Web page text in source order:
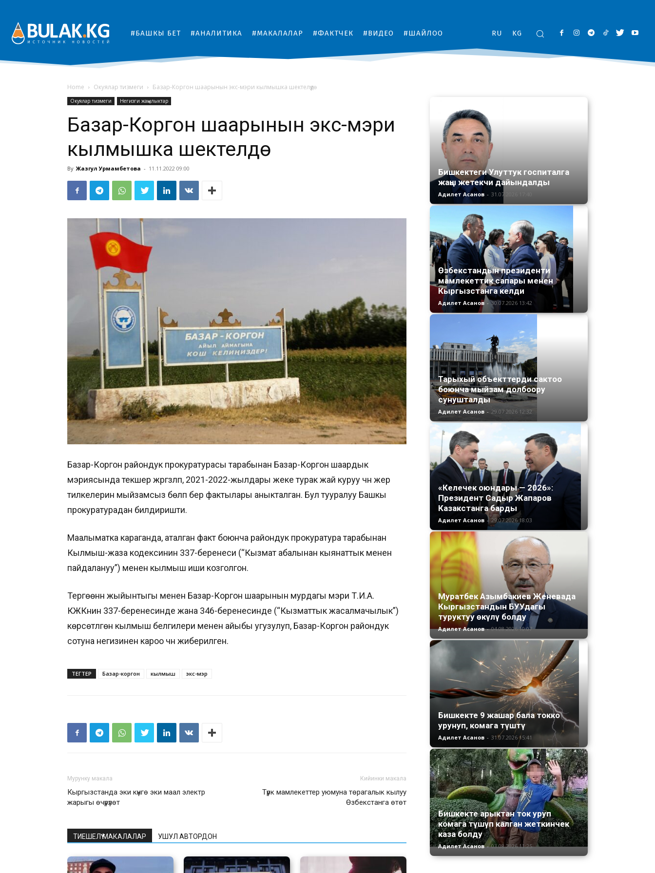
#БАШКЫ БЕТ #АНАЛИТИКА #МАКАЛАЛАР #ФАКТЧЕК #ВИДЕО #ШАЙЛОО RU KG
Home Окуялар тизмеги Базар-Коргон шаарынын экс-мэри кылмышка шектелүүдө
Окуялар тизмеги Негизги жаңылыктар
Базар-Коргон шаарынын экс-мэри
кылмышка шектелүүдө
By Жазгул Урмамбетова - 11.11.2022 09:00
Базар-Коргон райондук прокуратурасы тарабынан Базар-Коргон шаардык
мэриясында текшерүү жүргүзүлүп, 2021-2022-жылдары жеке турак жай куруу үчүн жер
тилкелерин мыйзамсыз бөлүп берүү фактылары аныкталган. Бул тууралуу Башкы
прокуратурадан билдиришти.
Маалыматка караганда, аталган факт боюнча райондук прокуратура тарабынан
Кылмыш-жаза кодексинин 337-беренеси (“Кызмат абалынан кыянаттык менен
пайдалануу”) менен кылмыш иши козголгон.
Тергөөнүн жыйынтыгы менен Базар-Коргон шаарынын мурдагы мэри Т.И.А.
КЖКнин 337-беренесинде жана 346-беренесинде (“Кызматтык жасалмачылык”)
көрсөтүлгөн кылмыш белгилери менен айыбы угузулуп, Базар-Коргон райондук
сотуна негизинен кароо үчүн жиберилген.
ТЕГТЕР Базар-коргон кылмыш экс-мэр
Мурунку макала
Кыргызстанда эки күнгө эки маал электр
жарыгы өчүрүлөт
Кийинки макала
Түрк мамлекеттер уюмуна төрагалык кылуу
Өзбекстанга өтөт
ТИЕШЕЛҮҮ МАКАЛАЛАР УШУЛ АВТОРДОН
Бишкектеги Улуттук госпиталга
жаңы жетекчи дайындалды
Адилет Асанов - 31.07.2026 17:40
Өзбекстандын президенти
мамлекеттик сапары менен
Кыргызстанга келди
Адилет Асанов - 30.07.2026 13:42
Тарыхый объекттерди сактоо
боюнча мыйзам долбоору
сунушталды
Адилет Асанов - 29.07.2026 12:32
«Келечек оюндары — 2026»:
Президент Садыр Жапаров
Казакстанга барды
Адилет Асанов - 29.07.2026 18:03
Муратбек Азымбакиев Женевада
Кыргызстандын БУУдагы
туруктуу өкүлү болду
Адилет Асанов - 04.08.2026 10:07
Бишкекте 9 жашар бала токко
урунуп, комага түштү
Адилет Асанов - 31.07.2026 15:41
Бишкекте арыктан ток уруп
комага түшүп калган жеткинчек
каза болду
Адилет Асанов - 03.08.2026 11:25